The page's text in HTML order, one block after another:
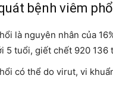
bệnh viêm
là nguyên nhân của
5 tuổi, giết chết 920 136
có thể do virut, vi